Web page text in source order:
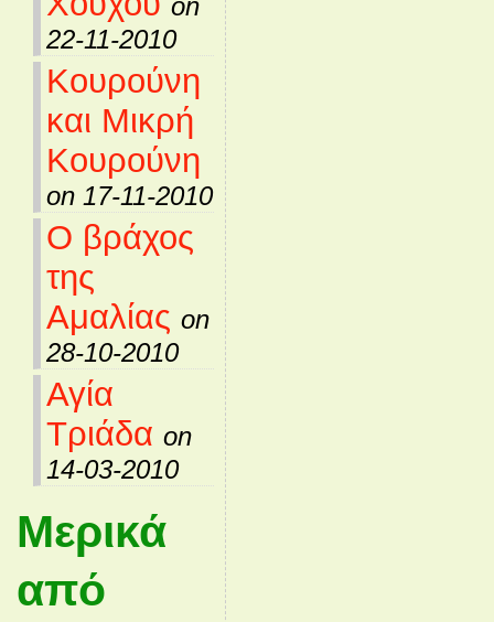
on
22-11-2010
Κουρούνη
και Μικρή
Κουρούνη
on 17-11-2010
Ο βράχος
της
Αμαλίας on
28-10-2010
Αγία
Τριάδα on
14-03-2010
Μερικά
από